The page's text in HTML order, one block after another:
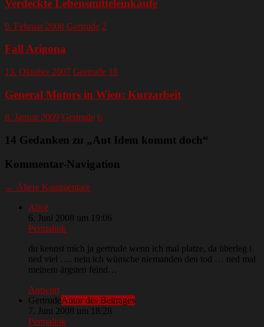
Verdeckte Lebensmitteleinkäufe
9. Februar 2008 Gertrude 2
Fall Arigona
13. Oktober 2007 Gertrude 18
General Motors in Wien: Kurzarbeit
8. Januar 2009 Gertrude 6
14 Gedanken zu „Aut Idem kommt doch“
Kommentar-Navigation
← Ältere Kommentare
Alice
6. Juni 2008 um 19:06
Permalink
du kennst mich ja gertrude wenn ich mal platze, da überleg i
ned viel …. nein ich wünsche niemanden den tod … ned mal
meinem ärgsten feind…
Antwort
GertrudeAutor des Beitrages
7. Juni 2008 um 18:28
Permalink